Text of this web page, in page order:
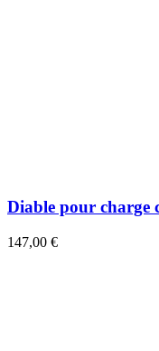
Diable pour charge
147,00 €